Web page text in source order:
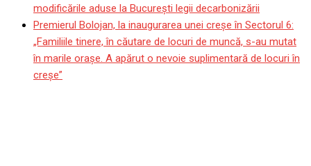
modificările aduse la București legii decarbonizării
Premierul Bolojan, la inaugurarea unei creșe în Sectorul 6:
„Familiile tinere, în căutare de locuri de muncă, s-au mutat
în marile orașe. A apărut o nevoie suplimentară de locuri în
creșe”